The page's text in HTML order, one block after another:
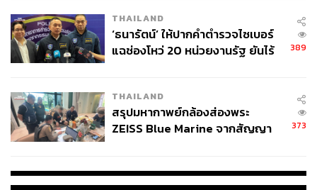
THAILAND
‘ธนารัตน์’ ให้ปากคำตำรวจไซเบอร์
แฉช่องโหว่ 20 หน่วยงานรัฐ ยันไร้
389
THAILAND
สรุปมหากาพย์กล้องส่องพระ
ZEISS Blue Marine จากสัญญา
จ่ายหนี้-แอบระบุแบรนด์
373